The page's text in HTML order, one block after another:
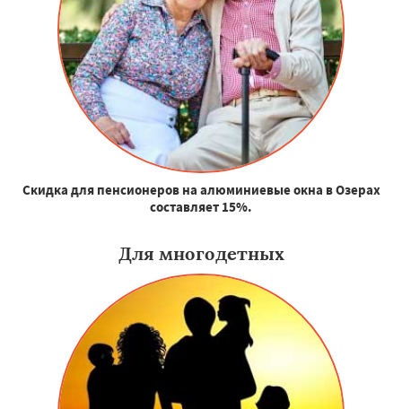
Скидка для пенсионеров на алюминиевые окна в Озерах
составляет 15%.
Для многодетных